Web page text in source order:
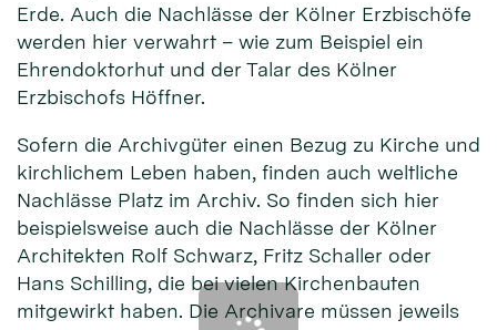
Erde. Auch die Nachlässe der Kölner Erzbischöfe
werden hier verwahrt – wie zum Beispiel ein
Ehrendoktorhut und der Talar des Kölner
Erzbischofs Höffner.
Sofern die Archivgüter einen Bezug zu Kirche und
kirchlichem Leben haben, finden auch weltliche
Nachlässe Platz im Archiv. So finden sich hier
beispielsweise auch die Nachlässe der Kölner
Architekten Rolf Schwarz, Fritz Schaller oder
Hans Schilling, die bei vielen Kirchenbauten
mitgewirkt haben. Die Archivare müssen jeweils